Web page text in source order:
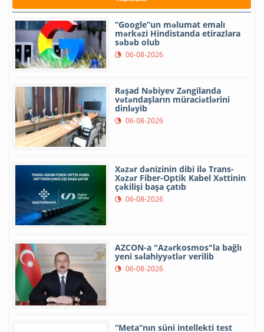
“Google”un məlumat emalı
mərkəzi Hindistanda etirazlara
səbəb olub
06-08-2026
Rəşad Nəbiyev Zəngilanda
vətəndaşların müraciətlərini
dinləyib
06-08-2026
Xəzər dənizinin dibi ilə Trans-
Xəzər Fiber-Optik Kabel Xəttinin
çəkilişi başa çatıb
06-08-2026
AZCON-a "Azərkosmos"la bağlı
yeni səlahiyyətlər verilib
06-08-2026
“Meta”nın süni intellekti test